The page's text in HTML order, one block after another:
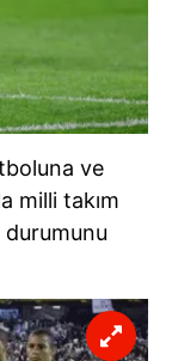
ve
milli takım
durumunu